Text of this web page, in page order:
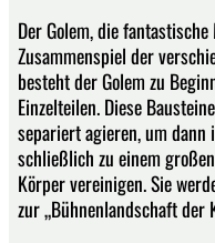
Der Golem, die
Zusammenspiel der
besteht der Golem zu
Einzelteilen. Diese
separiert agieren, um
schließlich zu einem
Körper vereinigen. Sie
zur „Bühnenlandschaft der